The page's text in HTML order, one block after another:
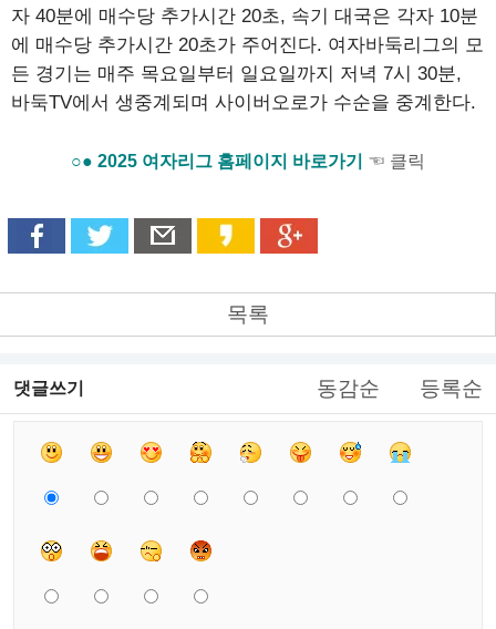
자 40분에 매수당 추가시간 20초, 속기 대국은 각자 10분
에 매수당 추가시간 20초가 주어진다. 여자바둑리그의 모
든 경기는 매주 목요일부터 일요일까지 저녁 7시 30분,
바둑TV에서 생중계되며 사이버오로가 수순을 중계한다.
○● 2025 여자리그 홈페이지 바로가기 ☜ 클릭
목록
댓글쓰기 동감순 등록순